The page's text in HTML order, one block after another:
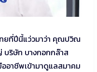
ยที่ปีนี้แว่วมาว่า คุณปวิณ
บริษัท บางกอกกล๊าส
อาชีพเข้ามาดูแลสมาคม